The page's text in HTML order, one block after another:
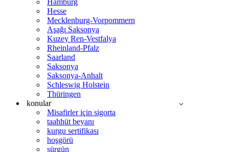
Hamburg
Hesse
Mecklenburg-Vorpommern
Aşağı Saksonya
Kuzey Ren-Vestfalya
Rheinland-Pfalz
Saarland
Saksonya
Saksonya-Anhalt
Schleswig Holstein
Thüringen
konular
Misafirler için sigorta
taahhüt beyanı
kurgu sertifikası
hoşgörü
sürgün